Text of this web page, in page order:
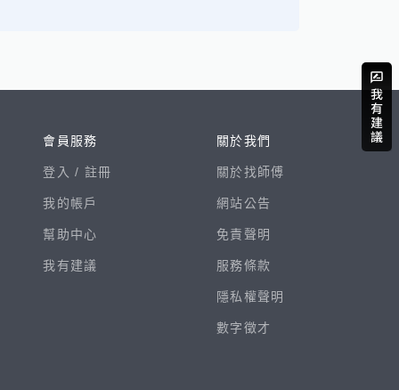
會員服務
登入 / 註冊
我的帳戶
幫助中心
我有建議
關於我們
關於找師傅
網站公告
免責聲明
服務條款
隱私權聲明
數字徵才